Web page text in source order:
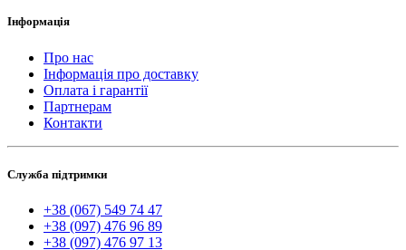
Інформація
Про нас
Інформація про доставку
Оплата і гарантії
Партнерам
Контакти
Служба підтримки
+38 (067) 549 74 47
+38 (097) 476 96 89
+38 (097) 476 97 13